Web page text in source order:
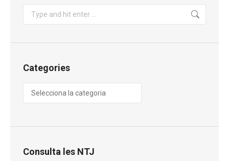
Search:
Categories
Categories
Consulta les NTJ